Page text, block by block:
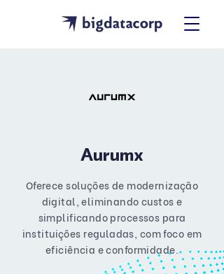
Aurumx
Oferece soluções de modernização
digital, eliminando custos e
simplificando processos para
instituições reguladas, com foco em
eficiência e conformidade.